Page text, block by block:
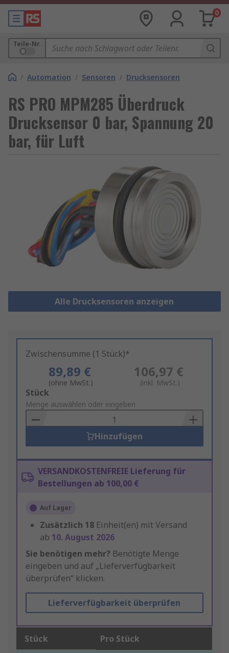
0
Teile-Nr.
/ Automation / Sensoren / Drucksensoren
RS PRO MPM285 Überdruck
Drucksensor 0 bar, Spannung 20
bar, für Luft
Alle Drucksensoren anzeigen
Zwischensumme (1 Stück)*
89,89 €
(ohne MwSt.)
106,97 €
(inkl. MwSt.)
Add
to
Basket
Stück
Menge auswählen oder eingeben
Hinzufügen
VERSANDKOSTENFREIE Lieferung für
Bestellungen ab 100,00 €
Auf Lager
Zusätzlich 18 Einheit(en) mit Versand
ab 10. August 2026
Sie benötigen mehr? Benötigte Menge
eingeben und auf „Lieferverfügbarkeit
überprüfen“ klicken.
Lieferverfügbarkeit überprüfen
Stück Pro Stück